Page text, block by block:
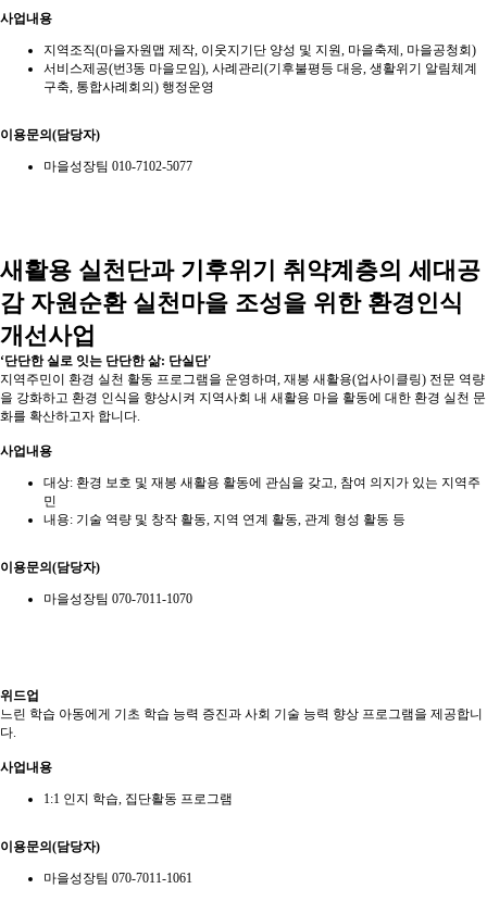
사업내용
지역조직(마을자원맵 제작, 이웃지기단 양성 및 지원, 마을축제, 마을공청회)
서비스제공(번3동 마을모임), 사례관리(기후불평등 대응, 생활위기 알림체계
구축, 통합사례회의) 행정운영
이용문의(담당자)
마을성장팀 010-7102-5077
새활용 실천단과 기후위기 취약계층의 세대공
감 자원순환 실천마을 조성을 위한 환경인식
개선사업
‘단단한 실로 잇는 단단한 삶: 단실단'
지역주민이 환경 실천 활동 프로그램을 운영하며, 재봉 새활용(업사이클링) 전문 역량
을 강화하고 환경 인식을 향상시켜 지역사회 내 새활용 마을 활동에 대한 환경 실천 문
화를 확산하고자 합니다.
사업내용
대상: 환경 보호 및 재봉 새활용 활동에 관심을 갖고, 참여 의지가 있는 지역주
민
내용: 기술 역량 및 창작 활동, 지역 연계 활동, 관계 형성 활동 등
이용문의(담당자)
마을성장팀 070-7011-1070
위드업
느린 학습 아동에게 기초 학습 능력 증진과 사회 기술 능력 향상 프로그램을 제공합니
다.
사업내용
1:1 인지 학습, 집단활동 프로그램
이용문의(담당자)
마을성장팀 070-7011-1061